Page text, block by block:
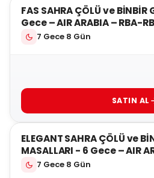
FAS SAHRA ÇÖLÜ ve BİNBİR
Gece – AIR ARABIA – RBA-
7 Gece 8 Gün
SATIN AL
ELEGANT SAHRA ÇÖLÜ ve
MASALLARI - 6 Gece – AIR
7 Gece 8 Gün